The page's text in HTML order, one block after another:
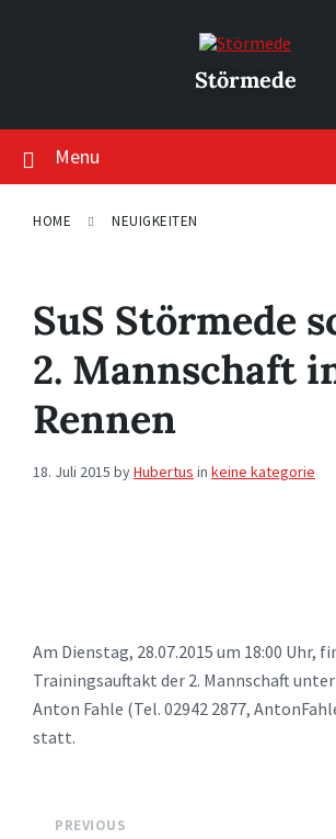
Störmede
Menu
HOME NEUIGKEITEN
SuS Störmede
2. Mannschaft
Rennen
18. Juli 2015 byHubertus in keine kategorie
Am Dienstag, 28.07.2015 um 18:00 Uhr,
Trainingsauftakt der 2. Mannschaft
Anton Fahle (Tel. 02942 2877,
statt.
PREVIOUS